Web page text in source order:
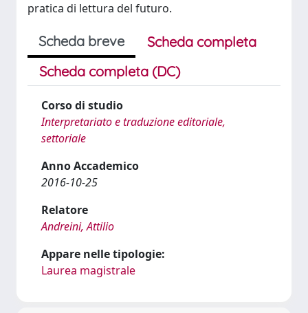
pratica di lettura del futuro.
Scheda breve
Scheda completa
Scheda completa (DC)
Corso di studio
Interpretariato e traduzione editoriale,
settoriale
Anno Accademico
2016-10-25
Relatore
Andreini, Attilio
Appare nelle tipologie:
Laurea magistrale